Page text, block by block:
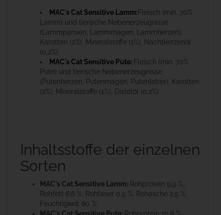
MAC's Cat Sensitive Lamm:Fleisch (min. 70%
Lamm) und tierische Nebenerzeugnisse
(Lammpansen, Lammmagen, Lammherzen),
Karotten (2%), Mineralstoffe (1%), Nachtkerzenöl
(0,2%)
MAC's Cat Sensitive Pute: Fleisch (min. 70%
Pute) und tierische Nebenerzeugnisse
(Putenherzen, Putenmagen, Putenleber), Karotten
(2%), Mineralstoffe (1%), Distelöl (0,2%)
Inhaltsstoffe der einzelnen
Sorten
MAC's Cat Sensitive Lamm: Rohprotein 9,9 %,
Rohfett 6,6 %, Rohfaser 0,5 %, Rohasche 2,5 %,
Feuchtigkeit 80 %